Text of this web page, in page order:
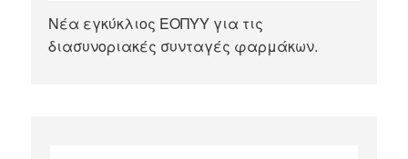
Νέα εγκύκλιος ΕΟΠΥΥ για τις
διασυνοριακές συνταγές φαρμάκων.